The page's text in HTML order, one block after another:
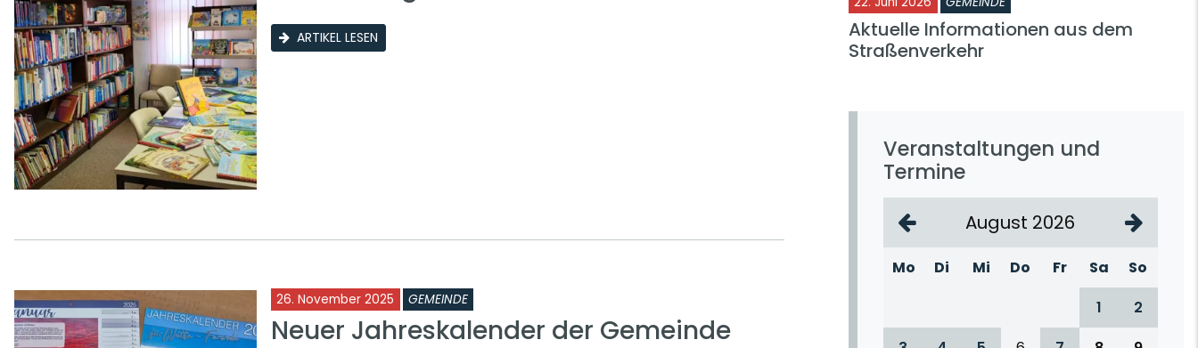
ARTIKEL LESEN
26. November 2025 GEMEINDE
Neuer Jahreskalender der Gemeinde
Aktuelle Informationen aus dem
Straßenverkehr
Veranstaltungen und
Termine
August 2026
Mo Di Mi Do Fr Sa
So
1
2